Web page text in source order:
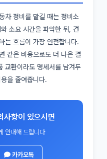
차 정비를 맡길 때는 정비소
소요 시간을 파악한 뒤, 견
는 흐름이 가장 안전합니다.
같은 비용으로도 더 나은 결
교환이라도 명세서를 남겨두
을 줄여줍니다.
사항이 있으시면
안내해 드립니다
카카오톡